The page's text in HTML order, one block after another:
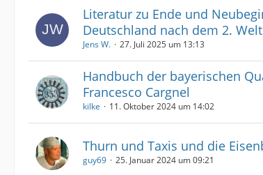
Literatur zu Ende und
Deutschland nach dem 2.
Jens W. 27. Juli 2025 um 13:13
Handbuch der bayerischen
Francesco Cargnel
kilke 11. Oktober 2024 um 14:02
Thurn und Taxis und die
guy69 25. Januar 2024 um 09:21